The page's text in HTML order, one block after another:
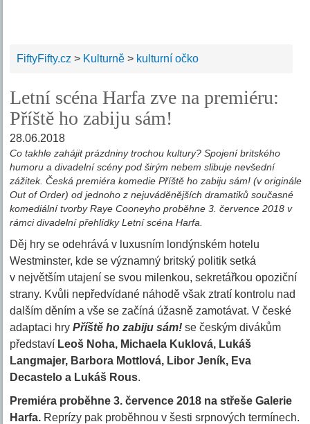
FiftyFifty.cz > Kulturně > kulturní očko
Letní scéna Harfa zve na premiéru:
Příště ho zabiju sám!
28.06.2018
Co takhle zahájit prázdniny trochou kultury? Spojení britského
humoru a divadelní scény pod širým nebem slibuje nevšední
zážitek. Česká premiéra komedie Příště ho zabiju sám! (v originále
Out of Order) od jednoho z nejuváděnějších dramatiků současné
komediální tvorby Raye Cooneyho proběhne 3. července 2018 v
rámci divadelní přehlídky Letní scéna Harfa.
Děj hry se odehrává v luxusním londýnském hotelu
Westminster, kde se významný britský politik setká
v největším utajení se svou milenkou, sekretářkou opoziční
strany. Kvůli nepředvídané náhodě však ztratí kontrolu nad
dalším děním a vše se začíná úžasně zamotávat. V české
adaptaci hryPříště ho zabiju sám! se českým divákům
představí Leoš Noha, Michaela Kuklová, Lukáš
Langmajer, Barbora Mottlová, Libor Jeník, Eva
Decastelo a Lukáš Rous.
Premiéra proběhne 3. července 2018 na střeše Galerie
Harfa. Reprízy pak proběhnou v šesti srpnových termínech.